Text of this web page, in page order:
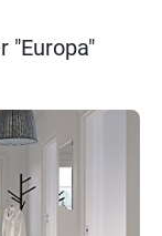
"Europa"